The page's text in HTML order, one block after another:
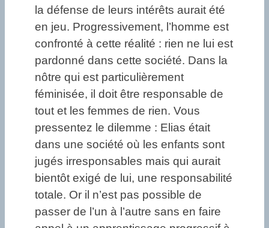
la défense de leurs intérêts aurait été
en jeu. Progressivement, l’homme est
confronté à cette réalité : rien ne lui est
pardonné dans cette société. Dans la
nôtre qui est particulièrement
féminisée, il doit être responsable de
tout et les femmes de rien. Vous
pressentez le dilemme : Elias était
dans une société où les enfants sont
jugés irresponsables mais qui aurait
bientôt exigé de lui, une responsabilité
totale. Or il n’est pas possible de
passer de l’un à l’autre sans en faire